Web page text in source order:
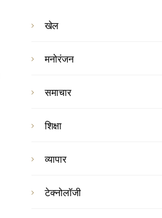
खेल
मनोरंजन
समाचार
शिक्षा
व्यापार
टेक्नोलॉजी